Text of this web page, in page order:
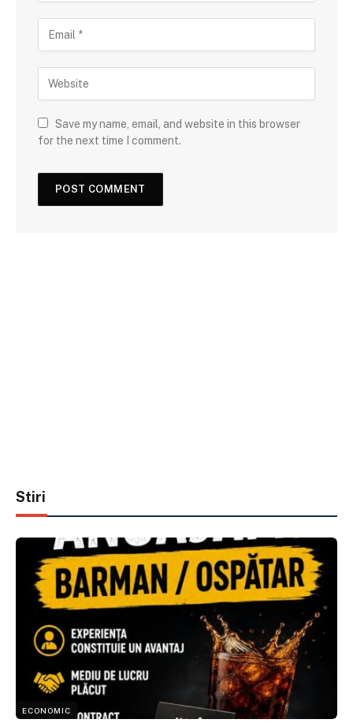
Save my name, email, and website in this browser
for the next time I comment.
Stiri
ECONOMIC